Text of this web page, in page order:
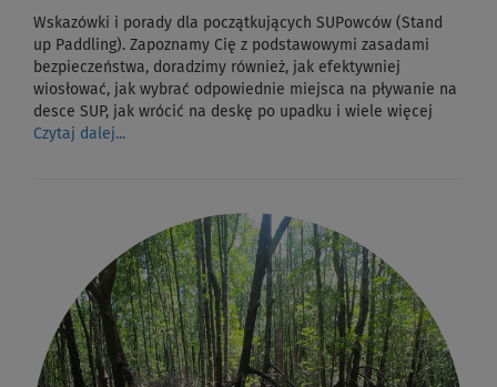
Wskazówki i porady dla początkujących SUPowców (Stand
up Paddling). Zapoznamy Cię z podstawowymi zasadami
bezpieczeństwa, doradzimy również, jak efektywniej
wiosłować, jak wybrać odpowiednie miejsca na pływanie na
desce SUP, jak wrócić na deskę po upadku i wiele więcej
Czytaj dalej...